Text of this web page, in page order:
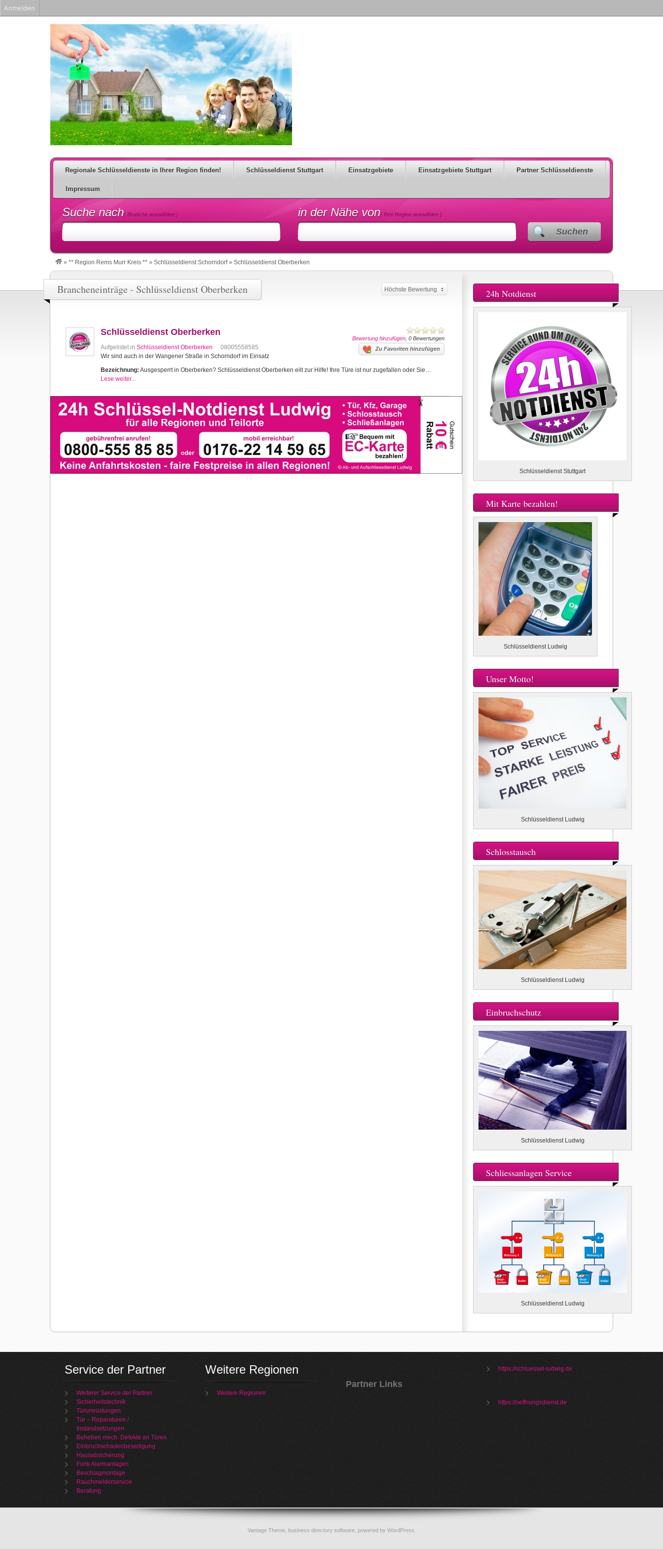
Regionale Schlüsseldienste in Ihrer Region finden! Schlüsseldienst Stuttgart Einsatzgebiete Einsatzgebiete Stuttgart Partner Schlüsseldienste
Impressum
Suche nach( Branche auswählen ) in der Nähe von( Ihre Region auswählen )
Suchen
» ** Region Rems Murr Kreis ** » Schlüsseldienst Schorndorf » Schlüsseldienst Oberberken
Brancheneinträge - Schlüsseldienst Oberberken Höchste Bewertung
Bewertung hinzufügen , 0 Bewertungen
Schlüsseldienst Oberberken
Aufgelistet in Schlüsseldienst Oberberken Zu Favoriten hinzufügen
08005558585
Wir sind auch in der Wangener Straße in Schorndorf im Einsatz
Bezeichnung: Ausgesperrt in Oberberken? Schlüsseldienst Oberberken eilt zur Hilfe! Ihre Türe ist nur zugefallen oder Sie…
Lese weiter...
24h Notdienst
Schlüsseldienst Stuttgart
Mit Karte bezahlen!
Schlüsseldienst Ludwig
Unser Motto!
Schlüsseldienst Ludwig
Schlosstausch
Schlüsseldienst Ludwig
Einbruchschutz
Schlüsseldienst Ludwig
Schliessanlagen Service
Schlüsseldienst Ludwig
Service der Partner
Weiterer Service der Partner
Sicherheitstechnik
Türumrüstungen
Tür – Reparaturen /
Instandsetzungen
Beheben mech. Defekte an Türen
Einbruchschadenbeseitigung
Hausabsicherung
Funk Alarmanlagen
Beschlagmontage
Rauchmelderservcie
Beratung
Weitere Regionen
Weitere Regionen
Partner Links
https://schluessel-ludwig.de
https://oeffnungsdienst.de
Vantage Theme, business directory software, powered by WordPress
Anmelden